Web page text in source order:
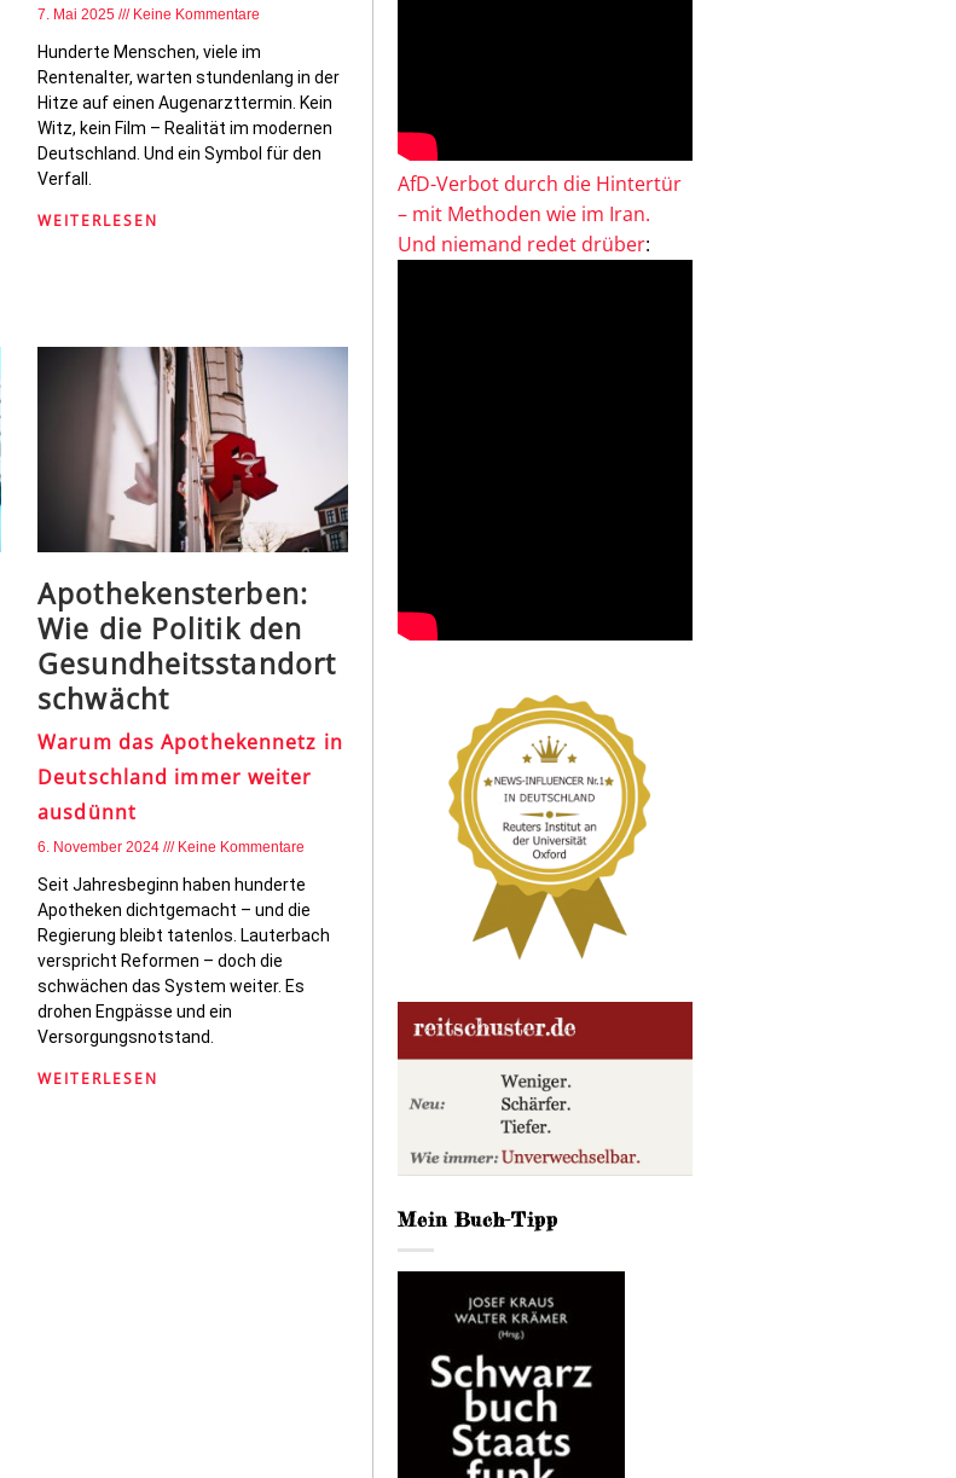
7. Mai 2025 Keine Kommentare
Hunderte Menschen, viele im
Rentenalter, warten stundenlang in der
Hitze auf einen Augenarzttermin. Kein
Witz, kein Film – Realität im modernen
Deutschland. Und ein Symbol für den
Verfall.
WEITERLESEN
Apothekensterben:
Wie die Politik den
Gesundheitsstandort
schwächt
Warum das Apothekennetz in
Deutschland immer weiter
ausdünnt
6. November 2024 Keine Kommentare
Seit Jahresbeginn haben hunderte
Apotheken dichtgemacht – und die
Regierung bleibt tatenlos. Lauterbach
verspricht Reformen – doch die
schwächen das System weiter. Es
drohen Engpässe und ein
Versorgungsnotstand.
WEITERLESEN
AfD-Verbot durch die Hintertür
– mit Methoden wie im Iran.
Und niemand redet drüber:
Mein Buch-Tipp